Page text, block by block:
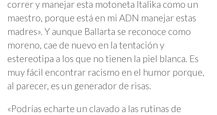
correr y manejar esta motoneta Italika como un
maestro, porque está en mi ADN manejar estas
madres». Y aunque Ballarta se reconoce como
moreno, cae de nuevo en la tentación y
estereotipa a los que no tienen la piel blanca. Es
muy fácil encontrar racismo en el humor porque,
al parecer, es un generador de risas.
«Podrías echarte un clavado a las rutinas de